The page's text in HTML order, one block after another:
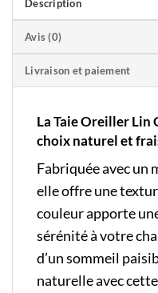
Description
Avis (0)
Livraison et paiement
La Taie Oreiller Lin
choix naturel et
Fabriquée avec un
elle offre une
couleur apporte
sérénité à votre
d’un sommeil
naturelle avec